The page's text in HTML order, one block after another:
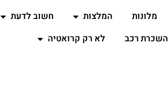
מלונות המלצות חשוב לדעת
השכרת רכב
לא רק קרואטיה